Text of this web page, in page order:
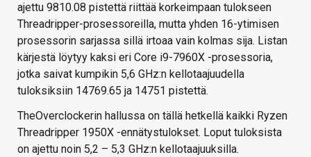
ajettu 9810.08 pistettä riittää korkeimpaan tulokseen
Threadripper-prosessoreilla, mutta yhden 16-ytimisen
prosessorin sarjassa sillä irtoaa vain kolmas sija. Listan
kärjestä löytyy kaksi eri Core i9-7960X -prosessoria,
jotka saivat kumpikin 5,6 GHz:n kellotaajuudella
tuloksiksiin 14769.65 ja 14751 pistettä.
TheOverclockerin hallussa on tällä hetkellä kaikki Ryzen
Threadripper 1950X -ennätystulokset. Loput tuloksista
on ajettu noin 5,2 – 5,3 GHz:n kellotaajuuksilla.